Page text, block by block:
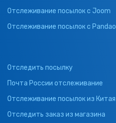
Отслеживание посылок с Joom
Отслеживание посылок с Pandao
Отследить посылку
Почта России отслеживание
Отслеживание посылок из Китая
Отследить заказ из магазина